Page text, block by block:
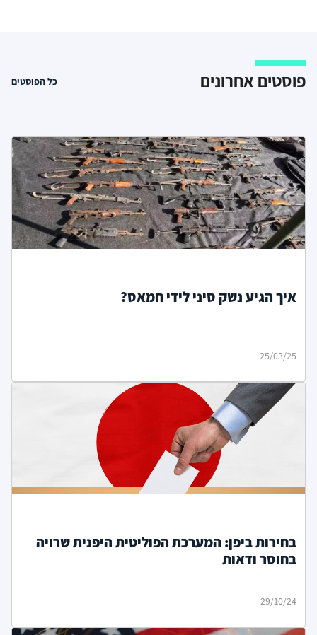
פוסטים אחרונים כל הפוסטים
איך הגיע נשק סיני לידי חמאס?
25/03/25
בחירות ביפן: המערכת הפוליטית היפנית שרויה
בחוסר ודאות
29/10/24